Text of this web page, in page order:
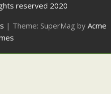
reserved 2020
| Theme: SuperMag by Acme